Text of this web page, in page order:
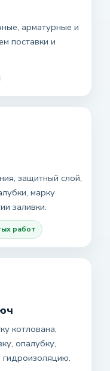
арматурные и
поставки и
защитный слой,
марку
заливки.
работ
котлована,
опалубку,
гидроизоляцию.